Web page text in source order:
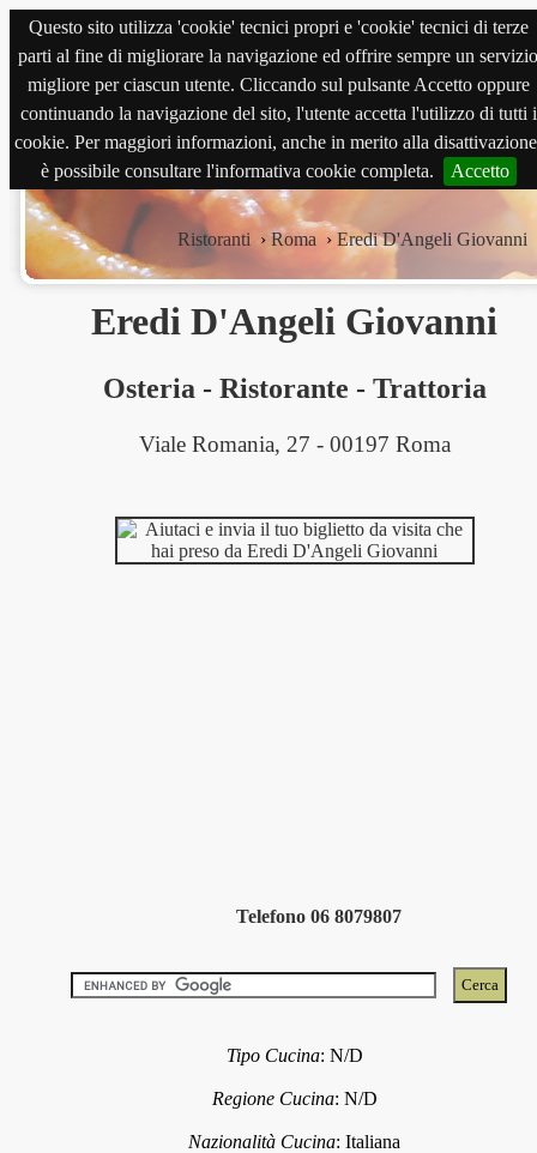
Questo sito utilizza 'cookie' tecnici propri e 'cookie' tecnici di terze
parti al fine di migliorare la navigazione ed offrire sempre un servizio
migliore per ciascun utente. Cliccando sul pulsante Accetto oppure
continuando la navigazione del sito, l'utente accetta l'utilizzo di tutti i
cookie. Per maggiori informazioni, anche in merito alla
è possibile consultare l'informativa cookie completa.
Accetto
magnabene.com
Ristoranti ›Roma ›Eredi D'Angeli Giovanni
Eredi D'Angeli Giovanni
Osteria- Ristorante - Trattoria
Viale Romania, 27 - 00197 Roma
Telefono 06 8079807
Tipo Cucina: N/D
Regione Cucina: N/D
Nazionalità Cucina:Italiana